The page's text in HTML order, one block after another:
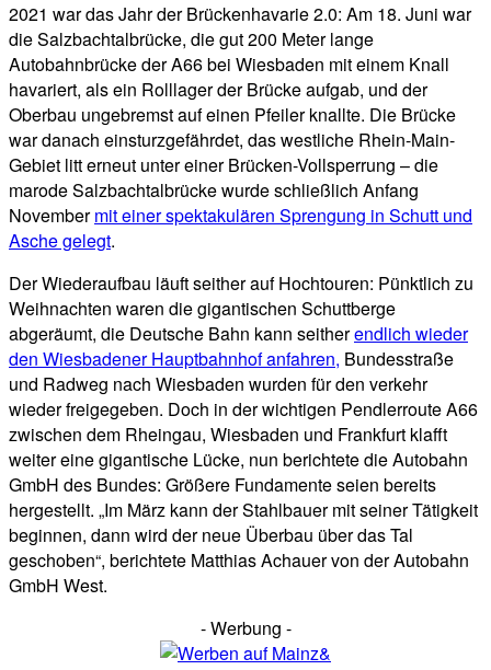
2021 war das Jahr der Brückenhavarie 2.0: Am 18. Juni war
die Salzbachtalbrücke, die gut 200 Meter lange
Autobahnbrücke der A66 bei Wiesbaden mit einem Knall
havariert, als ein Rolllager der Brücke aufgab, und der
Oberbau ungebremst auf einen Pfeiler knallte. Die Brücke
war danach einsturzgefährdet, das westliche Rhein-Main-
Gebiet litt erneut unter einer Brücken-Vollsperrung – die
marode Salzbachtalbrücke wurde schließlich Anfang
Novembermit einer spektakulären Sprengung in Schutt und
Asche gelegt.
Der Wiederaufbau läuft seither auf Hochtouren: Pünktlich zu
Weihnachten waren die gigantischen Schuttberge
abgeräumt, die Deutsche Bahn kann seitherendlich wieder
den Wiesbadener Hauptbahnhof anfahren, Bundesstraße
und Radweg nach Wiesbaden wurden für den verkehr
wieder freigegeben. Doch in der wichtigen Pendlerroute A66
zwischen dem Rheingau, Wiesbaden und Frankfurt klafft
weiter eine gigantische Lücke, nun berichtete die Autobahn
GmbH des Bundes: Größere Fundamente seien bereits
hergestellt. „Im März kann der Stahlbauer mit seiner Tätigkeit
beginnen, dann wird der neue Überbau über das Tal
geschoben“, berichtete Matthias Achauer von der Autobahn
GmbH West.
- Werbung -